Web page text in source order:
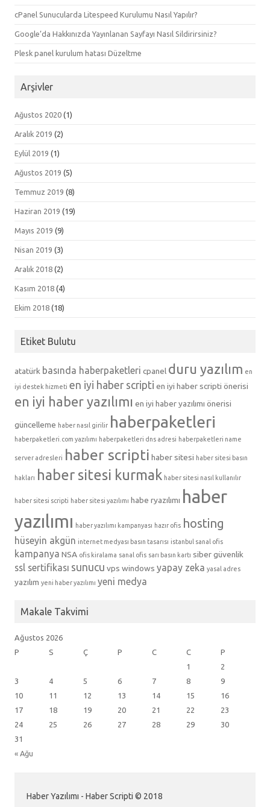
cPanel Sunucularda Litespeed Kurulumu Nasıl Yapılır?
Google’da Hakkınızda Yayınlanan Sayfayı Nasıl Sildirirsiniz?
Plesk panel kurulum hatası Düzeltme
Arşivler
Ağustos 2020 (1)
Aralık 2019 (2)
Eylül 2019 (1)
Ağustos 2019 (5)
Temmuz 2019 (8)
Haziran 2019 (19)
Mayıs 2019 (9)
Nisan 2019 (3)
Aralık 2018 (2)
Kasım 2018 (4)
Ekim 2018 (18)
Etiket Bulutu
atatürk basında haberpaketleri cpanel duru yazılım en
iyi destek hizmeti en iyi haber scripti en iyi haber scripti önerisi
en iyi haber yazılımı en iyi haber yazılımı önerisi
güncelleme haber nasıl girilir haberpaketleri
haberpaketleri.com yazılımı haberpaketleri dns adresi haberpaketleri name
server adresleri haber scripti haber sitesi haber sitesi basın
hakları haber sitesi kurmak haber sitesi nasıl kullanılır
haber sitesi scripti haber sitesi yazılımı habe ryazılımı haber
yazılımı haber yazılımı kampanyası hazır ofis hosting
hüseyin akgün internet medyası basın tasarısı istanbul sanal ofis
kampanya NSA ofis kiralama sanal ofis sarı basın kartı siber güvenlik
ssl sertifikası sunucu vps windows yapay zeka yasal adres
yazılım yeni haber yazılımı yeni medya
Makale Takvimi
Ağustos 2026
P
S Ç P C C P
« Ağu
1
2
3
4 5 6 7 8
9
10
11 12 13 14 15
16
17
18 19 20 21 22
23
24
25 26 27 28 29
30
31
Haber Yazılımı - Haber Scripti © 2018